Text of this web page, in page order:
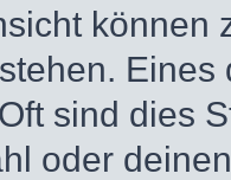
können
sind dies
oder